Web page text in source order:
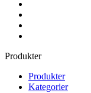
Produkter
Produkter
Kategorier